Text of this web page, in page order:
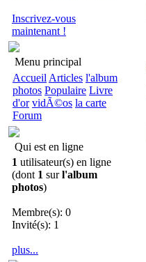
Inscrivez-vous
maintenant !
Menu principal
Accueil Articles l'album
photos Populaire Livre
d'or vidÃ©os la carte
Forum
Qui est en ligne
1 utilisateur(s) en ligne
(dont 1 surl'album
photos)
Membre(s): 0
Invité(s): 1
plus...